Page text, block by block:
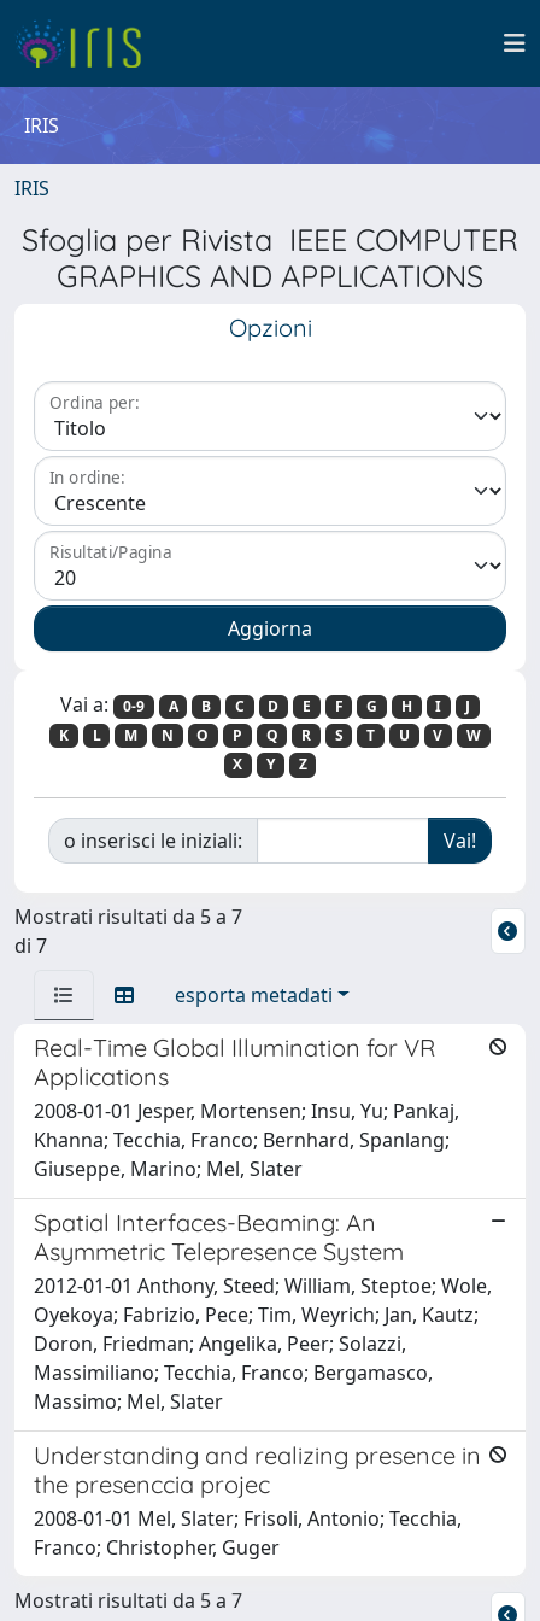
IRIS
IRIS
Sfoglia per Rivista IEEE COMPUTER
GRAPHICS AND APPLICATIONS
Opzioni
Ordina per:
In ordine:
Risultati/Pagina
Vai a: 0-9 A B C D E F G H I
J
K
L M N O P Q R S T U V
W
X
Y Z
o inserisci le iniziali:
Mostrati risultati da 5 a 7
di 7
esporta metadati
Real-Time Global Illumination for VR
Applications
2008-01-01 Jesper, Mortensen; Insu, Yu; Pankaj,
Khanna; Tecchia, Franco; Bernhard, Spanlang;
Giuseppe, Marino; Mel, Slater
Spatial Interfaces-Beaming: An
Asymmetric Telepresence System
2012-01-01 Anthony, Steed; William, Steptoe; Wole,
Oyekoya; Fabrizio, Pece; Tim, Weyrich; Jan, Kautz;
Doron, Friedman; Angelika, Peer; Solazzi,
Massimiliano; Tecchia, Franco; Bergamasco,
Massimo; Mel, Slater
Understanding and realizing presence in
the presenccia projec
2008-01-01 Mel, Slater; Frisoli, Antonio; Tecchia,
Franco; Christopher, Guger
Mostrati risultati da 5 a 7